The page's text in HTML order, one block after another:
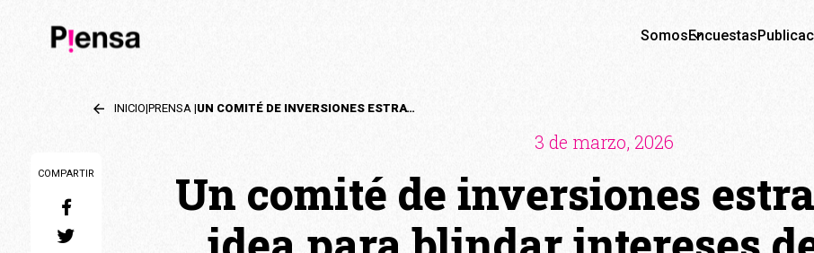
SomosEncuestas
INICIO|PRENSA | UN COMITÉ DE INVERSIONES ESTRATÉGICAS: LA IDEA PARA BLINDAR INTERESES DE CHILE EN MEDIO DE LA POLÉMICA POR EL CABLE CHINO
COMPARTIR
3 de marzo, 2026
Un comité de inversiones